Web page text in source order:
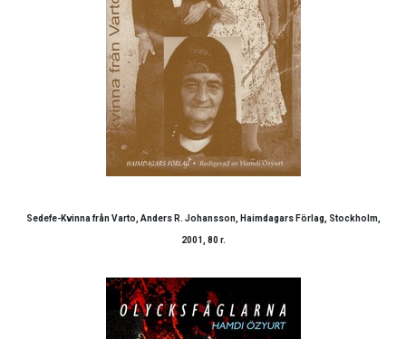
Sedefe-Kvinna från Varto, Anders R. Johansson, Haimdagars Förlag, Stockholm,
2001, 80 r.